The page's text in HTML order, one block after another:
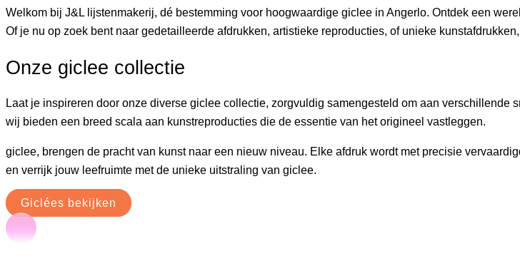
Welkom bij J&L lijstenmakerij, dé bestemming voor hoogwaardige giclee in Angerlo. Ontdek een
Of je nu op zoek bent naar gedetailleerde afdrukken, artistieke reproducties, of unieke
Onze giclee collectie
Laat je inspireren door onze diverse giclee collectie, zorgvuldig samengesteld om aan
wij bieden een breed scala aan kunstreproducties die de essentie van het origineel vastleggen.
giclee, brengen de pracht van kunst naar een nieuw niveau. Elke afdruk wordt met precisie
en verrijk jouw leefruimte met de unieke uitstraling van giclee.
Giclées bekijken